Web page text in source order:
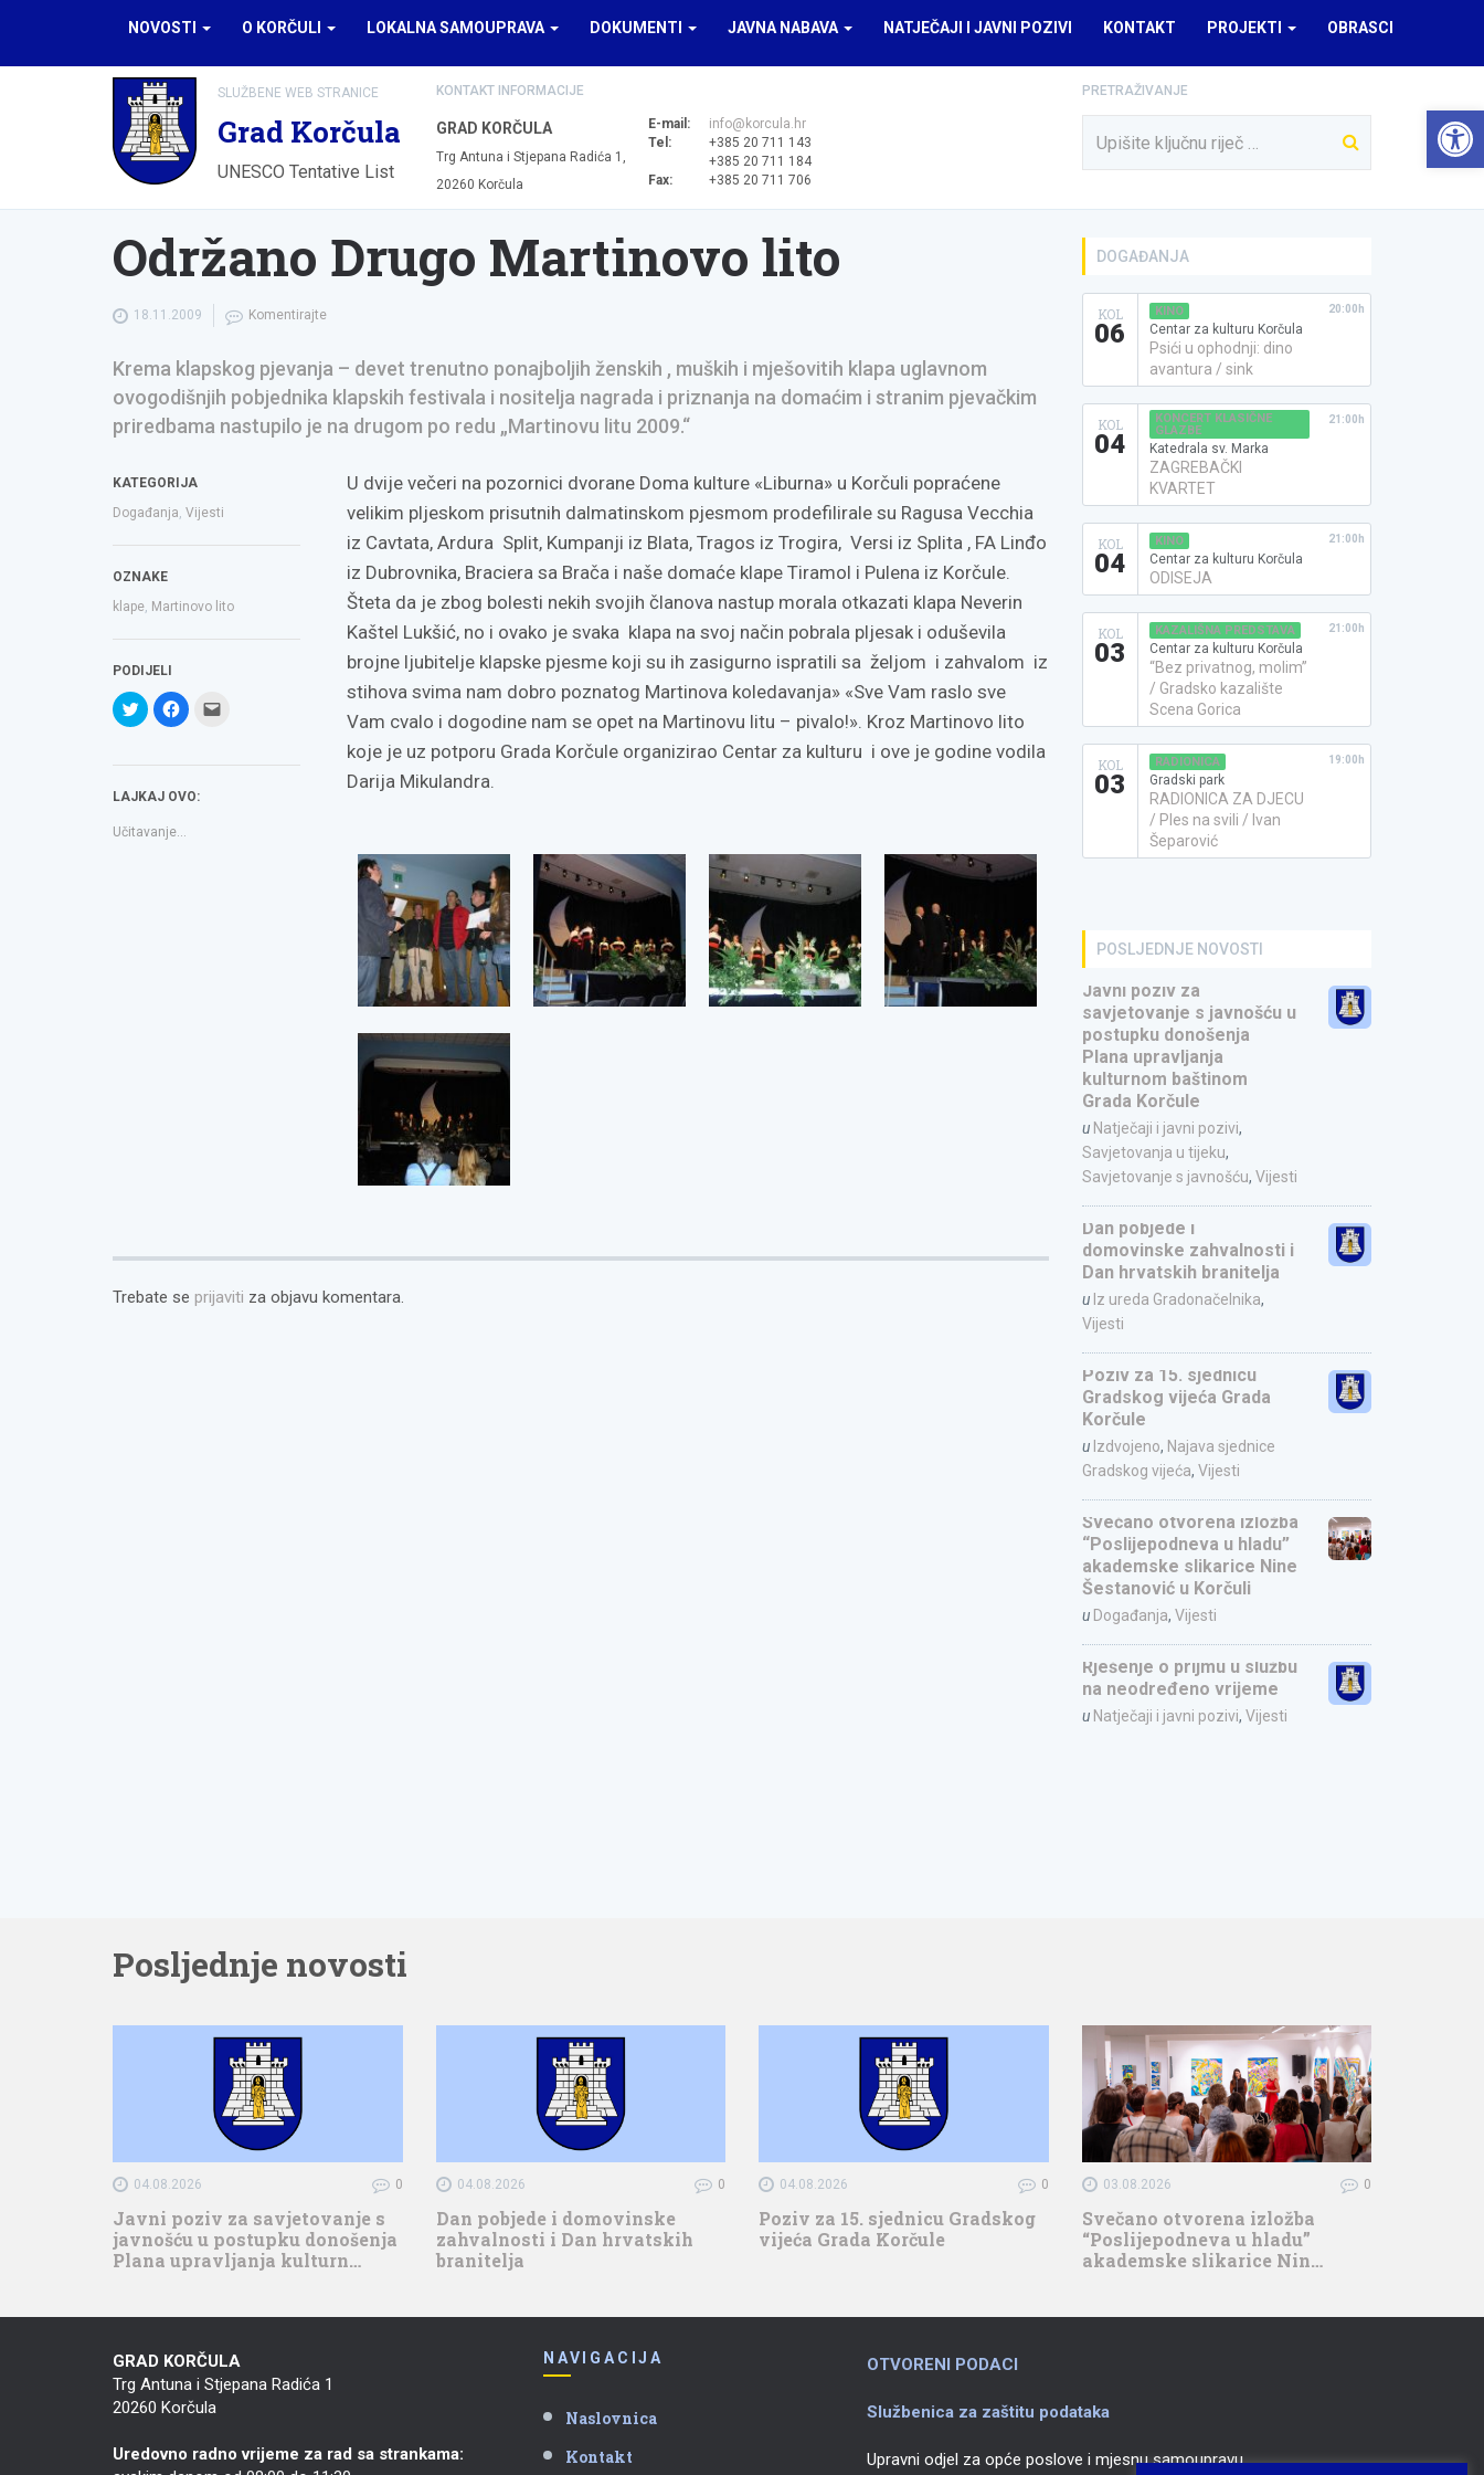
NOVOSTI O KORČULI LOKALNA SAMOUPRAVA DOKUMENTI JAVNA NABAVA NATJEČAJI I JAVNI POZIVI KONTAKT PROJEKTI OBRASCI
SLUŽBENE WEB STRANICE
Grad Korčula
UNESCO Tentative List
KONTAKT INFORMACIJE
GRAD KORČULA
Trg Antuna i Stjepana Radića 1,
20260 Korčula
E-mail:
info@korcula.hr
Tel:
+385 20 711 143
+385 20 711 184
Fax:
+385 20 711 706
PRETRAŽIVANJE
Održano Drugo Martinovo lito
18.11.2009 Komentirajte
Krema klapskog pjevanja – devet trenutno ponajboljih ženskih , muških i mješovitih klapa uglavnom
ovogodišnjih pobjednika klapskih festivala i nositelja nagrada i priznanja na domaćim i stranim pjevačkim
priredbama nastupilo je na drugom po redu „Martinovu litu 2009.“
U dvije večeri na pozornici dvorane Doma kulture «Liburna» u Korčuli popraćene
velikim pljeskom prisutnih dalmatinskom pjesmom prodefilirale su Ragusa Vecchia
iz Cavtata, Ardura Split, Kumpanji iz Blata, Tragos iz Trogira, Versi iz Splita , FA Linđo
iz Dubrovnika, Braciera sa Brača i naše domaće klape Tiramol i Pulena iz Korčule.
Šteta da je zbog bolesti nekih svojih članova nastup morala otkazati klapa Neverin
Kaštel Lukšić, no i ovako je svaka klapa na svoj način pobrala pljesak i oduševila
brojne ljubitelje klapske pjesme koji su ih zasigurno ispratili sa željom i zahvalom iz
stihova svima nam dobro poznatog Martinova koledavanja» «Sve Vam raslo sve
Vam cvalo i dogodine nam se opet na Martinovu litu – pivalo!». Kroz Martinovo lito
koje je uz potporu Grada Korčule organizirao Centar za kulturu i ove je godine vodila
Darija Mikulandra.
KATEGORIJA
Događanja, Vijesti
OZNAKE
klape, Martinovo lito
PODIJELI
Podijeli
na
Twitteru
u
prozoru)
Klikom
podijelite
u
prozoru)
to
LAJKAJ OVO:
Učitavanje...
Trebate se prijaviti za objavu komentara.
DOGAĐANJA
KOL
06
KINO
Centar za kulturu Korčula
Psići u ophodnji: dino
avantura / sink
20:00h
KOL
04
KONCERT KLASIČNE
GLAZBE
Katedrala sv. Marka
ZAGREBAČKI
KVARTET
21:00h
KOL
04
KINO
Centar za kulturu Korčula
ODISEJA
21:00h
KOL
03
KAZALIŠNA PREDSTAVA
Centar za kulturu Korčula
“Bez privatnog, molim”
/ Gradsko kazalište
Scena Gorica
21:00h
KOL
03
RADIONICA
Gradski park
RADIONICA ZA DJECU
/ Ples na svili / Ivan
Šeparović
19:00h
POSLJEDNJE NOVOSTI
Javni poziv za
savjetovanje s javnošću u
postupku donošenja
Plana upravljanja
kulturnom baštinom
Grada Korčule
u Natječaji i javni pozivi,
Savjetovanja u tijeku,
Savjetovanje s javnošću, Vijesti
Dan pobjede i
domovinske zahvalnosti i
Dan hrvatskih branitelja
u Iz ureda Gradonačelnika,
Vijesti
Poziv za 15. sjednicu
Gradskog vijeća Grada
Korčule
u Izdvojeno, Najava sjednice
Gradskog vijeća, Vijesti
Svečano otvorena izložba
“Poslijepodneva u hladu”
akademske slikarice Nine
Šestanović u Korčuli
u Događanja, Vijesti
Rješenje o prijmu u službu
na neodređeno vrijeme
u Natječaji i javni pozivi, Vijesti
Posljednje novosti
04.08.2026 0
Javni poziv za savjetovanje s
javnošću u postupku donošenja
Plana upravljanja kulturn…
04.08.2026 0
Dan pobjede i domovinske
zahvalnosti i Dan hrvatskih
branitelja
04.08.2026 0
Poziv za 15. sjednicu Gradskog
vijeća Grada Korčule
03.08.2026 0
Svečano otvorena izložba
“Poslijepodneva u hladu”
akademske slikarice Nin…
GRAD KORČULA
Trg Antuna i Stjepana Radića 1
20260 Korčula
Uredovno radno vrijeme za rad sa strankama:
NAVIGACIJA
Naslovnica
Kontakt
OTVORENI PODACI
Službenica za zaštitu podataka
Upravni odjel za opće poslove i mjesnu samoupravu